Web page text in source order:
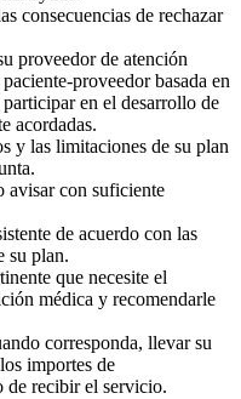
consecuencias de rechazar
proveedor de atención
proveedor basada en
en el desarrollo de
acordadas.
y las limitaciones de su plan
avisar con suficiente
de acuerdo con las
su plan.
que necesite el
médica y recomendarle
corresponda, llevar su
importes de
de recibir el servicio.